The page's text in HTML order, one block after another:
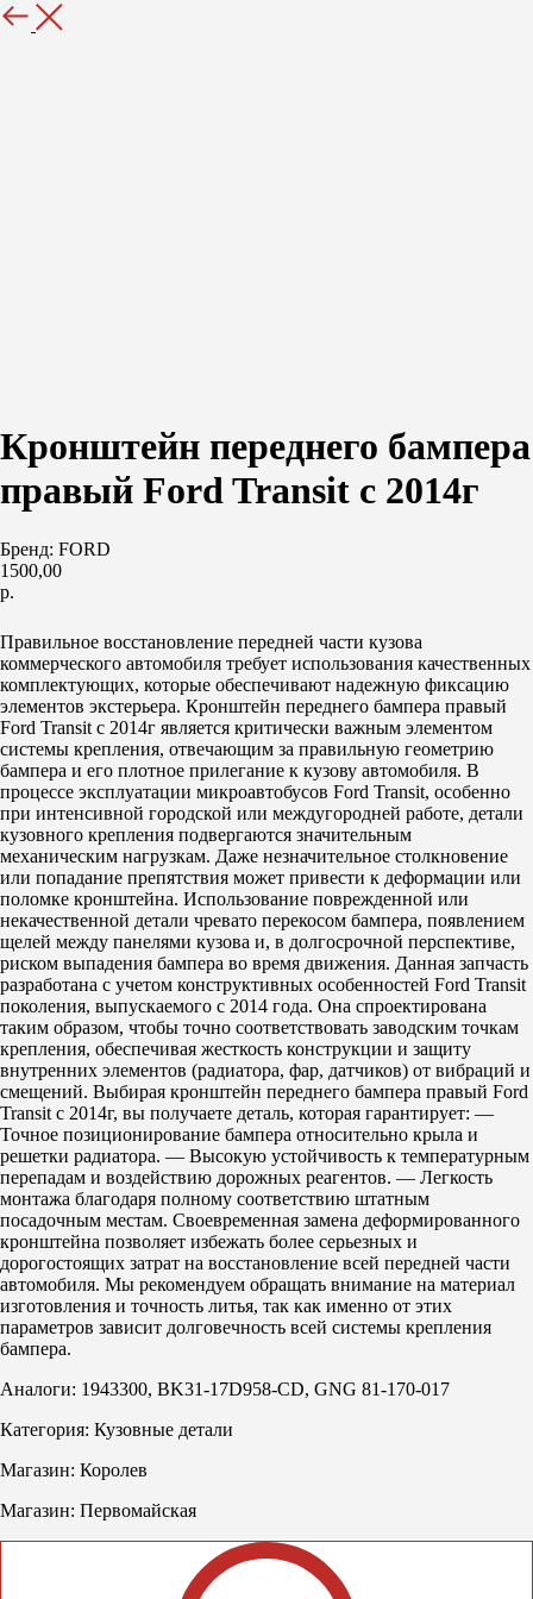
Назад
Кронштейн переднего бампера
правый Ford Transit с 2014г
Бренд: FORD
1500,00
р.
Правильное восстановление передней части кузова
коммерческого автомобиля требует использования качественных
комплектующих, которые обеспечивают надежную фиксацию
элементов экстерьера. Кронштейн переднего бампера правый
Ford Transit с 2014г является критически важным элементом
системы крепления, отвечающим за правильную геометрию
бампера и его плотное прилегание к кузову автомобиля. В
процессе эксплуатации микроавтобусов Ford Transit, особенно
при интенсивной городской или междугородней работе, детали
кузовного крепления подвергаются значительным
механическим нагрузкам. Даже незначительное столкновение
или попадание препятствия может привести к деформации или
поломке кронштейна. Использование поврежденной или
некачественной детали чревато перекосом бампера, появлением
щелей между панелями кузова и, в долгосрочной перспективе,
риском выпадения бампера во время движения. Данная запчасть
разработана с учетом конструктивных особенностей Ford Transit
поколения, выпускаемого с 2014 года. Она спроектирована
таким образом, чтобы точно соответствовать заводским точкам
крепления, обеспечивая жесткость конструкции и защиту
внутренних элементов (радиатора, фар, датчиков) от вибраций и
смещений. Выбирая кронштейн переднего бампера правый Ford
Transit с 2014г, вы получаете деталь, которая гарантирует: —
Точное позиционирование бампера относительно крыла и
решетки радиатора. — Высокую устойчивость к температурным
перепадам и воздействию дорожных реагентов. — Легкость
монтажа благодаря полному соответствию штатным
посадочным местам. Своевременная замена деформированного
кронштейна позволяет избежать более серьезных и
дорогостоящих затрат на восстановление всей передней части
автомобиля. Мы рекомендуем обращать внимание на материал
изготовления и точность литья, так как именно от этих
параметров зависит долговечность всей системы крепления
бампера.
Аналоги: 1943300, BK31-17D958-CD, GNG 81-170-017
Категория: Кузовные детали
Магазин: Королев
Магазин: Первомайская